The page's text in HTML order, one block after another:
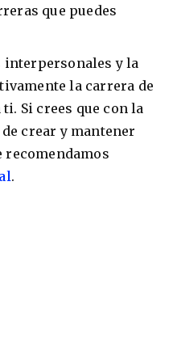
que puedes
interpersonales y la
la carrera de
ti. Si crees que con la
crear y mantener
.